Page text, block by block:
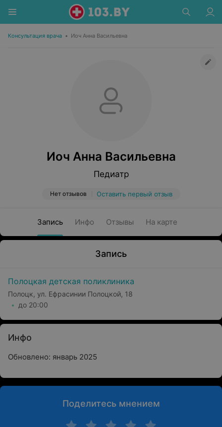
Консультация врача • Иоч Анна Васильевна
Иоч Анна Васильевна
Педиатр
Нет отзывов Оставить первый отзыв
Запись Инфо Отзывы На карте
Запись
Полоцкая детская поликлиника
Полоцк, ул. Ефрасинии Полоцкой, 18
до 20:00
Инфо
Обновлено: январь 2025
Поделитесь мнением